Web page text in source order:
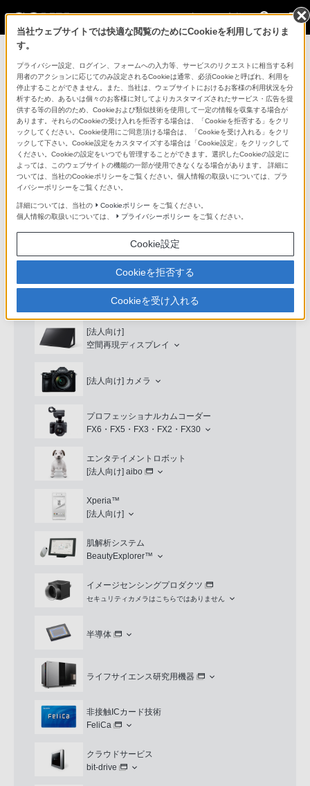
法人のお客様
コンスーマー製品に関するお問い合わせ
製品に関する重要なお知らせ
プロフェッショナル／業務用製品に関
するサポート・お問い合わせ
専用窓口のある業務用商品に関するお問い合わせ
以下の製品・サービスは専用窓口がございます。対象の
アイコンをクリックしてリンク先の窓口よりお問い合わ
業務用ディスプレイ・テレビ
[法人向け]ブラビア
[法人向け]
空間再現ディスプレイ
[法人向け] カメラ
プロフェッショナルカムコーダー
FX6・FX5・FX3・FX2・FX30
エンタテイメントロボット
[法人向け] aibo
Xperia™
[法人向け]
肌解析システム
BeautyExplorer™
イメージセンシングプロダクツ
セキュリティカメラはこちらではありません
半導体
ライフサイエンス研究用機器
非接触ICカード技術
FeliCa
クラウドサービス
bit-drive
当社ウェブサイトでは快適な閲覧のためにCookieを利用しておりま
す。
プライバシー設定、ログイン、フォームへの入力等、サービスのリクエストに相当する利
用者のアクションに応じてのみ設定されるCookieは通常、必須Cookieと呼ばれ、利用を
停止することができません。また、当社は、ウェブサイトにおけるお客様の利用状況を分
析するため、あるいは個々のお客様に対してよりカスタマイズされたサービス・広告を提
供する等の目的のため、Cookieおよび類似技術を使用して一定の情報を収集する場合が
あります。それらのCookieの受け入れを拒否する場合は、「Cookieを拒否する」をクリ
ックしてください。Cookie使用にご同意頂ける場合は、「Cookieを受け入れる」をクリ
ックして下さい。Cookie設定をカスタマイズする場合は「Cookie設定」をクリックして
ください。Cookieの設定をいつでも管理することができます。選択したCookieの設定に
よっては、このウェブサイトの機能の一部が使用できなくなる場合があります。 詳細に
ついては、当社のCookieポリシーをご覧ください。個人情報の取扱いについては、プラ
イバシーポリシーをご覧ください。
詳細については、当社の Cookieポリシー をご覧ください。
個人情報の取扱いについては、
プライバシーポリシー をご覧ください。
Cookie設定
Cookieを拒否する
Cookieを受け入れる